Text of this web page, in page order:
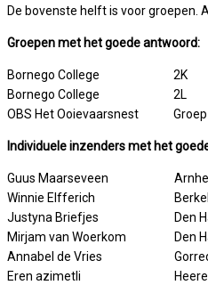
De bovenste helft is voor groepen.
Groepen met het goede antwoord:
Bornego College 2K
Bornego College
2L
OBS Het Ooievaarsnest
Individuele inzenders met het
Guus Maarseveen
Winnie Elfferich
Justyna Briefjes
Den
Mirjam van Woerkom
Den
Annabel de Vries
Eren azimetli